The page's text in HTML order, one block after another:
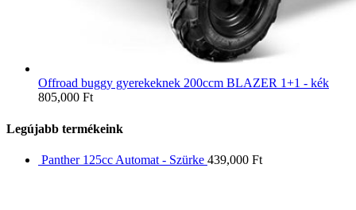
Offroad buggy gyerekeknek 200ccm BLAZER 1+1 - kék
805,000 Ft
Legújabb termékeink
Panther 125cc Automat - Szürke 439,000 Ft